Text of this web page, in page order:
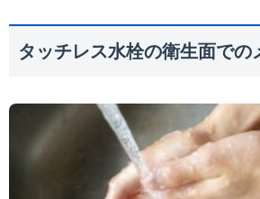
タッチレス水栓の衛生面での